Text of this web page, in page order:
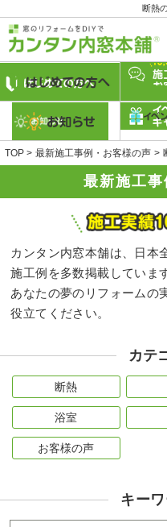
断熱
最新施工
TOP 最新施工事例・お客様の声
カンタン内窓本舗は、日本
施工例を多数掲載していま
あなたの夢のリフォームの
役立てください。
カテ
断熱
浴室
お客様の声
キー